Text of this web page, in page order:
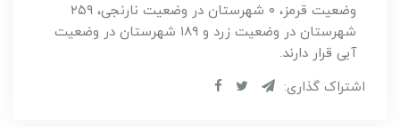
وضعیت قرمز، ۰ شهرستان در وضعیت نارنجی، ۲۵۹
شهرستان در وضعیت زرد و ۱۸۹ شهرستان در وضعیت
آبی قرار دارند.
اشتراک گذاری: